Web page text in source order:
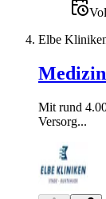
Elbe
Mit rund
Versorg...